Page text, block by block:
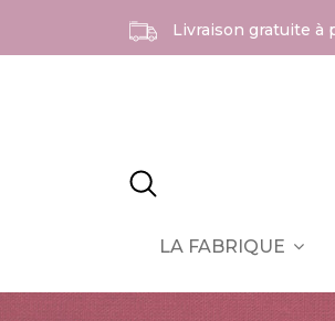
Livraison gratuite à
LA FABRIQUE